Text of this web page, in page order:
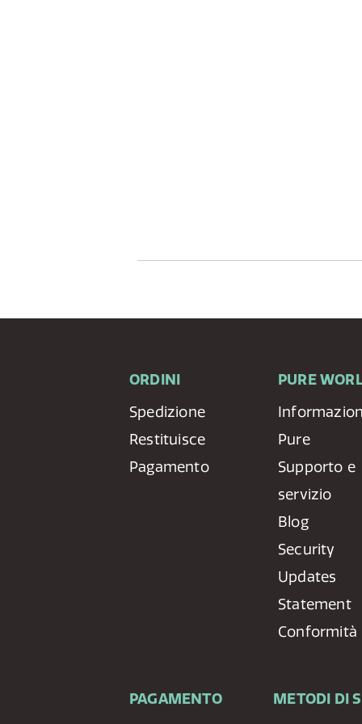
ORDINI
Spedizione
Restituisce
Pagamento
PURE
Pure
Supporto e
servizio
Blog
Security
Updates
Statement
Conformità
PAGAMENTO METODI DI